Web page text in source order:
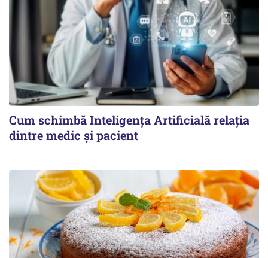
Cum schimbă Inteligența Artificială relația
dintre medic și pacient